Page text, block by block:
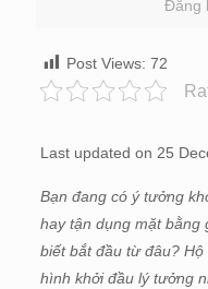
Đăng
Post Views: 72
Last updated on 25
Bạn đang có ý tưởng
hay tận dụng mặt bằng
biết bắt đầu từ đâu?
hình khởi đầu lý tưởng